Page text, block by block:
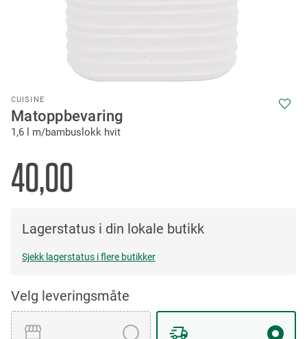
CUISINE
Matoppbevaring
1,6 l m/bambuslokk hvit
40,00
Lagerstatus i din lokale butikk
Sjekk lagerstatus i flere butikker
Velg leveringsmåte
to
the
beginning
the
images
gallery